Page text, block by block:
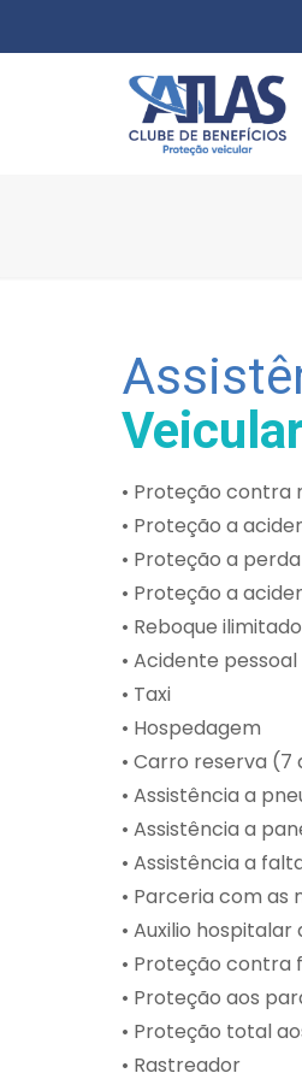
• Proteção contra
• Proteção a
• Proteção a
• Proteção a
• Reboque
• Acidente
• Taxi
• Hospedagem
• Carro reserva (7
• Assistência a
• Assistência a
• Assistência a
• Parceria com as
• Auxilio hospitalar
• Proteção contra
• Proteção aos
• Proteção total
• Rastreador